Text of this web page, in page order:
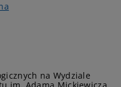
na Wydziale